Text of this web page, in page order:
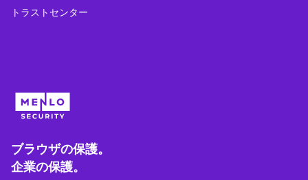
トラストセンター
ブラウザの保護。
企業の保護。